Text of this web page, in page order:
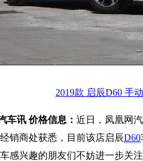
2019款 启辰D60 手
车讯 价格信息： 近日，凤凰网
销商处获悉，目前该店启辰D60
感兴趣的朋友们不妨进一步关